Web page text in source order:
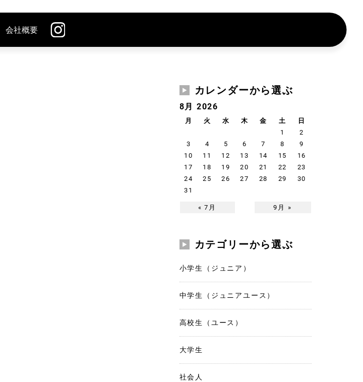
会社概要
カレンダーから選ぶ
8月 2026
月 火 水 木 金 土
日
1
2
3
4 5 6 7 8
9
10
11 12 13 14 15
16
17
18 19 20 21 22
23
24
25 26 27 28 29
30
31
« 7月 9月 »
カテゴリーから選ぶ
小学生（ジュニア）
中学生（ジュニアユース）
高校生（ユース）
大学生
社会人